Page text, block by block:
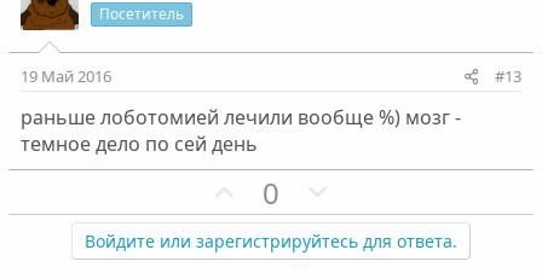
т
н
ы
г
о
т
в
н
ы
г
о
Посетитель
19 Май 2016 #13
раньше лоботомией лечили вообще %) мозг -
темное дело по сей день
П
о
з
0
е
г
Войдите или зарегистрируйтесь для ответа.